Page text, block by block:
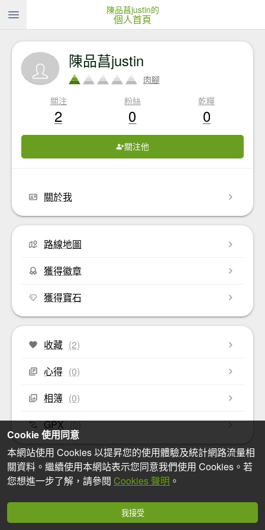
陳品菖justin的
個人首頁
陳品菖justin
肉腳
關注
2
粉絲
0
乾糧
0
關注他
關於我
路線地圖
獲得徽章
獲得寶石
收藏 (2)
心得 (0)
相簿 (0)
GPX (0)
Cookie 使用同意
本網站使用 Cookies 以提昇您的使用體驗及統計網路流量相
關資料。繼續使用本網站表示您同意我們使用 Cookies。若
您想進一步了解，請參閱 Cookies 聲明 。
我接受